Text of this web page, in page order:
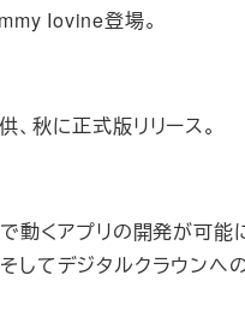
Iovine登場。
秋に正式版リリース。
くアプリの開発が可能
してデジタルクラウンへ